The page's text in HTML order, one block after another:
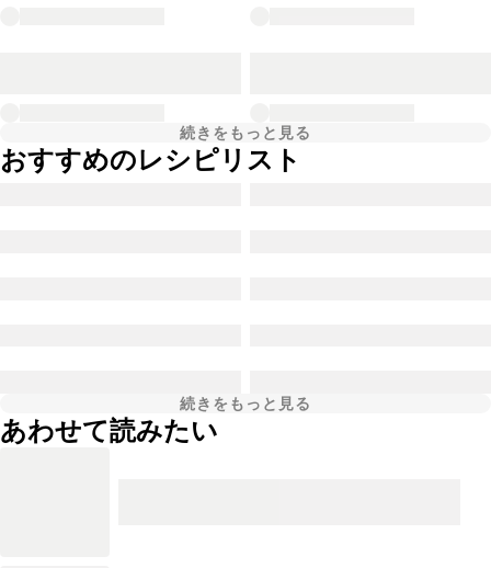
続きをもっと見る
おすすめのレシピリスト
続きをもっと見る
あわせて読みたい